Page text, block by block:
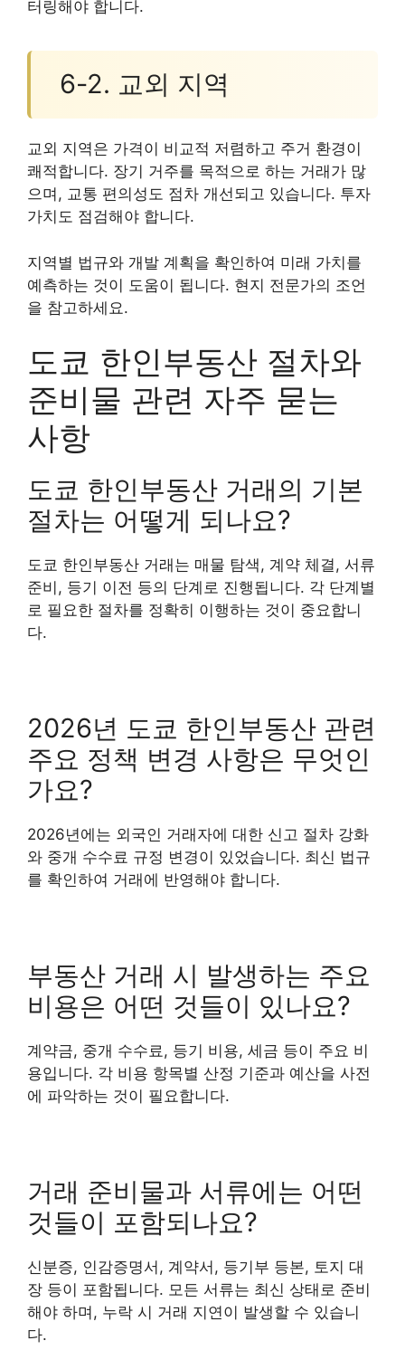
터링해야 합니다.
6-2. 교외 지역
교외 지역은 가격이 비교적 저렴하고 주거 환경이
쾌적합니다. 장기 거주를 목적으로 하는 거래가 많
으며, 교통 편의성도 점차 개선되고 있습니다. 투자
가치도 점검해야 합니다.
지역별 법규와 개발 계획을 확인하여 미래 가치를
예측하는 것이 도움이 됩니다. 현지 전문가의 조언
을 참고하세요.
도쿄 한인부동산 절차와
준비물 관련 자주 묻는
사항
도쿄 한인부동산 거래의 기본
절차는 어떻게 되나요?
도쿄 한인부동산 거래는 매물 탐색, 계약 체결, 서류
준비, 등기 이전 등의 단계로 진행됩니다. 각 단계별
로 필요한 절차를 정확히 이행하는 것이 중요합니
다.
2026년 도쿄 한인부동산 관련
주요 정책 변경 사항은 무엇인
가요?
2026년에는 외국인 거래자에 대한 신고 절차 강화
와 중개 수수료 규정 변경이 있었습니다. 최신 법규
를 확인하여 거래에 반영해야 합니다.
부동산 거래 시 발생하는 주요
비용은 어떤 것들이 있나요?
계약금, 중개 수수료, 등기 비용, 세금 등이 주요 비
용입니다. 각 비용 항목별 산정 기준과 예산을 사전
에 파악하는 것이 필요합니다.
거래 준비물과 서류에는 어떤
것들이 포함되나요?
신분증, 인감증명서, 계약서, 등기부 등본, 토지 대
장 등이 포함됩니다. 모든 서류는 최신 상태로 준비
해야 하며, 누락 시 거래 지연이 발생할 수 있습니
다.